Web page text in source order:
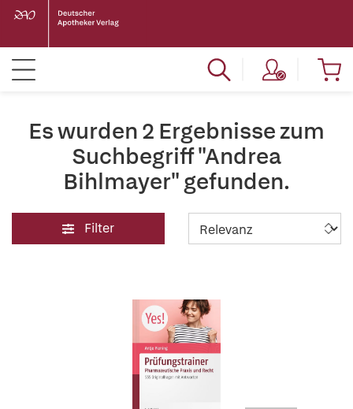
Es wurden 2 Ergebnisse zum
Suchbegriff "Andrea
Bihlmayer" gefunden.
Filter